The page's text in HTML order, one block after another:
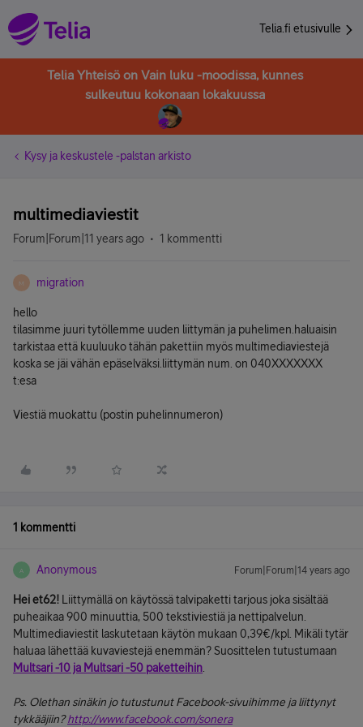
Telia.fi etusivulle
Telia Yhteisö on Vain luku -moodissa, kunnes
sulkeutuu kokonaan lokakuussa
Kysy ja keskustele -palstan arkisto
multimediaviestit
Forum|Forum|11 years ago 1 kommentti
M migration
hello
tilasimme juuri tytöllemme uuden liittymän ja puhelimen.haluaisin
tarkistaa että kuuluuko tähän pakettiin myös multimediaviestejä
koska se jäi vähän epäselväksi.liittymän num. on 040XXXXXXX
t:esa
Viestiä muokattu (postin puhelinnumeron)
1 kommentti
A Anonymous Forum|Forum|14 years ago
Hei et62! Liittymällä on käytössä talvipaketti tarjous joka sisältää
puheaikaa 900 minuuttia, 500 tekstiviestiä ja nettipalvelun.
Multimediaviestit laskutetaan käytön mukaan 0,39€/kpl. Mikäli tytär
haluaa lähettää kuvaviestejä enemmän? Suosittelen tutustumaan
Multsari -10 ja Multsari -50 paketteihin
Ps. Olethan sinäkin jo tutustunut Facebook-sivuihimme ja liittynyt
tykkääjiin?http://www.facebook.com/sonera